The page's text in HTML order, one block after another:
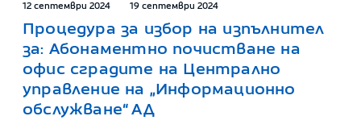
12 септември 2024 19 септември 2024
Процедура за избор на изпълнител
за: Абонаментно почистване на
офис сградите на Централно
управление на „Информационно
обслужване“ АД